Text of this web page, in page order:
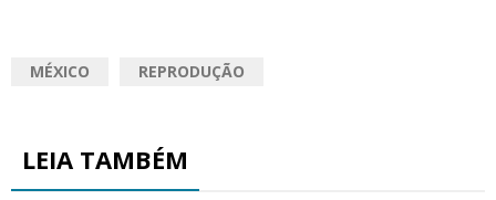
MÉXICO REPRODUÇÃO
LEIA TAMBÉM